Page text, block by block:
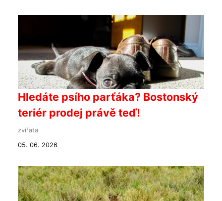
Hledáte psího parťáka? Bostonský
teriér prodej právě teď!
zvířata
05. 06. 2026